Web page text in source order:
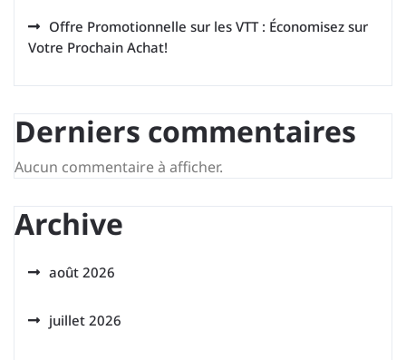
Offre Promotionnelle sur les VTT : Économisez sur
Votre Prochain Achat!
Derniers commentaires
Aucun commentaire à afficher.
Archive
août 2026
juillet 2026